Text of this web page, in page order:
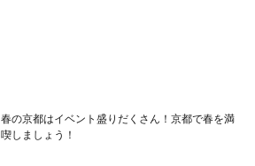
春の京都はイベント盛りだくさん！京都で春を満
喫しましょう！